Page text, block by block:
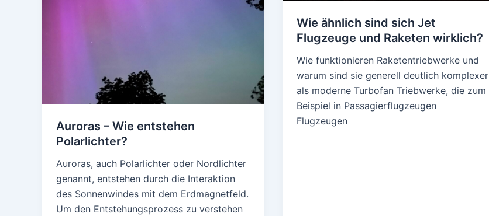
Auroras – Wie entstehen
Polarlichter?
Auroras, auch Polarlichter oder Nordlichter
genannt, entstehen durch die Interaktion
des Sonnenwindes mit dem Erdmagnetfeld.
Um den Entstehungsprozess zu verstehen
Wie ähnlich sind sich Jet
Flugzeuge und Raketen wirklich?
Wie funktionieren Raketentriebwerke und
warum sind sie generell deutlich komplexer
als moderne Turbofan Triebwerke, die zum
Beispiel in Passagierflugzeugen
Flugzeugen